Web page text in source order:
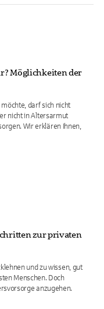
Möglichkeiten der
darf sich nicht
nicht in Altersarmut
Wir erklären Ihnen,
zur privaten
und zu wissen, gut
Menschen. Doch
anzugehen.